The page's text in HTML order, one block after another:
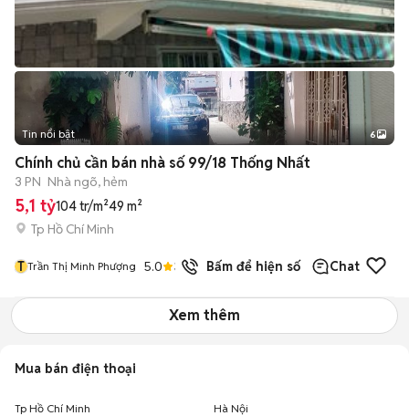
+2
Tin nổi bật 6
Chính chủ cần bán nhà số 99/18 Thống Nhất
3 PN Nhà ngõ, hẻm
5,1 tỷ104 tr/m²49 m²
Tp Hồ Chí Minh
T Trần Thị Minh Phượng 5.0 3 đã bánBấm để hiện số Chat
Xem thêm
Mua bán điện thoại
Tp Hồ Chí Minh Hà Nội